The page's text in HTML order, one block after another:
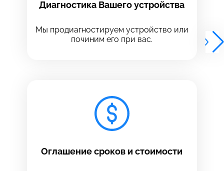
Диагностика Вашего устройства
Мы продиагностируем устройство или
починим его при вас.
Оглашение сроков и стоимости
Выберите адрес сервиса, в который хотите
Выберите адрес сервиса, в который хотите